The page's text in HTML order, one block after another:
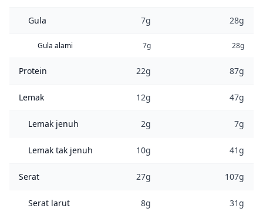
Gula 7g 28g
Gula alami 7g 28g
Protein 22g 87g
Lemak 12g 47g
Lemak jenuh 2g 7g
Lemak tak jenuh 10g 41g
Serat 27g 107g
Serat larut 8g 31g